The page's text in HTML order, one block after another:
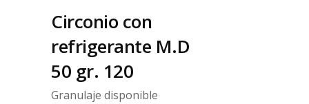
Circonio con
refrigerante M.D
50 gr. 120
Granulaje disponible